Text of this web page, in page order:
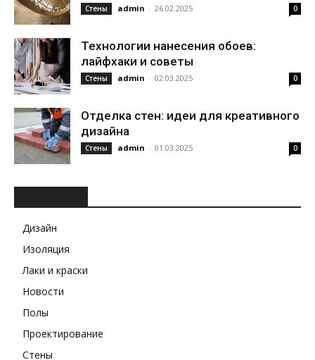
Стены admin - 26.02.2025 0
Технологии нанесения обоев:
лайфхаки и советы
Стены admin - 02.03.2025 0
Отделка стен: идеи для креативного
дизайна
Стены admin - 01.03.2025 0
Дизайн
Изоляция
Лаки и краски
Новости
Полы
Проектирование
Стены